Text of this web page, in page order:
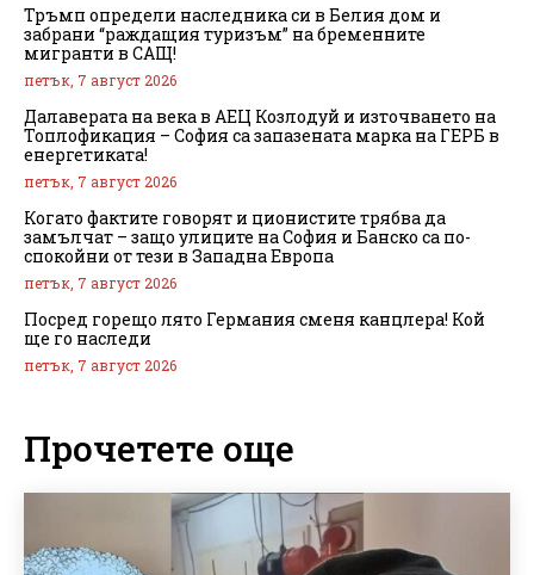
Тръмп определи наследника си в Белия дом и
забрани “раждащия туризъм” на бременните
мигранти в САЩ!
петък, 7 август 2026
Далаверата на века в АЕЦ Козлодуй и източването на
Топлофикация – София са запазената марка на ГЕРБ в
енергетиката!
петък, 7 август 2026
Когато фактите говорят и ционистите трябва да
замълчат – защо улиците на София и Банско са по-
спокойни от тези в Западна Европа
петък, 7 август 2026
Посред горещо лято Германия сменя канцлера! Кой
ще го наследи
петък, 7 август 2026
Прочетете още